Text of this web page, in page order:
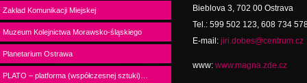
Zakład Komunikacji Miejskej
Muzeum Kolejnictwa Morawsko-śląskiego
Planetarium Ostrawa
PLATO – platforma (współczesnej sztuki)…
Bieblova 3, 702 00 Ostrava
Tel.: 599 502 123, 608 734
E-mail: jiri.dobes@centrum.cz
www: www.magna.zde.cz